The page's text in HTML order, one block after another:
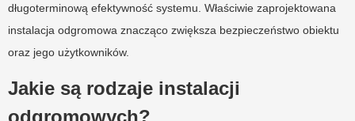
długoterminową efektywność systemu. Właściwie zaprojektowana
instalacja odgromowa znacząco zwiększa bezpieczeństwo obiektu
oraz jego użytkowników.
Jakie są rodzaje instalacji
odgromowych?